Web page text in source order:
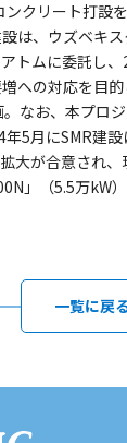
クリート打設
は、ウズベキ
トムに委託し
への対応を目
なお、本プロ
5月にSMR建設
大が合意され
」（5.5万kW
一覧に戻